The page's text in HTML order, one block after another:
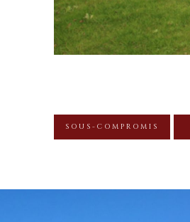
SOUS-COMPROMIS